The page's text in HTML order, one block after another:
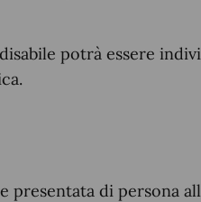
potrà essere
presentata di persona